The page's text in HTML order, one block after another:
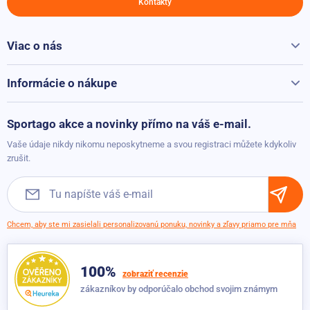
Nosnost
Kontakty
Viac o nás
Kontakty
Informácie o nákupe
Obchodné podmienky
Sportago akce a novinky přímo na váš e-mail.
Vaše údaje nikdy nikomu neposkytneme a svou registraci můžete kdykoliv
zrušit.
Chcem, aby ste mi zasielali personalizovanú ponuku, novinky a zľavy priamo pre mňa
100% zobraziť recenzie
zákazníkov by odporúčalo obchod svojim známym